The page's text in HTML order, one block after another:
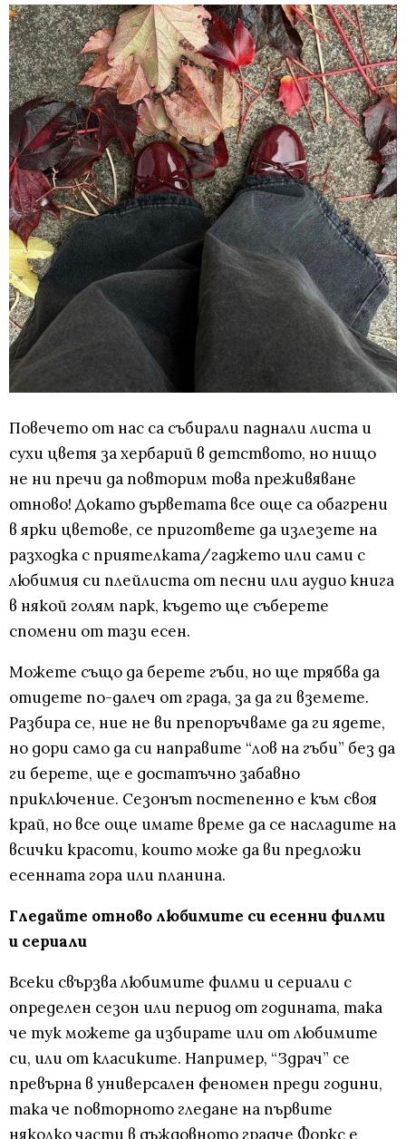
Повечето от нас са събирали паднали листа и
сухи цветя за хербарий в детството, но нищо
не ни пречи да повторим това преживяване
отново! Докато дърветата все още са обагрени
в ярки цветове, се пригответе да излезете на
разходка с приятелката/гаджето или сами с
любимия си плейлиста от песни или аудио книга
в някой голям парк, където ще съберете
спомени от тази есен.
Можете също да берете гъби, но ще трябва да
отидете по-далеч от града, за да ги вземете.
Разбира се, ние не ви препоръчваме да ги ядете,
но дори само да си направите “лов на гъби” без да
ги берете, ще е достатъчно забавно
приключение. Сезонът постепенно е към своя
край, но все още имате време да се насладите на
всички красоти, които може да ви предложи
есенната гора или планина.
Гледайте отново любимите си есенни филми
и сериали
Всеки свързва любимите филми и сериали с
определен сезон или период от годината, така
че тук можете да избирате или от любимите
си, или от класиките. Например, “Здрач” се
превърна в универсален феномен преди години,
така че повторното гледане на първите
няколко части в дъждовното градче Форкс е